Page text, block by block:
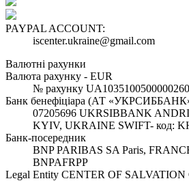
PAYPAL ACCOUNT:
iscenter.ukraine@gmail.com
Валютні рахунки
Валюта рахунку - EUR
№ рахунку
Банк бенефіціара (АТ
07205696 UKRSIBBANK
KYIV, UKRAINE SWIFT- код:
Банк-посередник
BNP PARIBAS SA Paris,
BNPAFRPP
Legal Entity CENTER OF SALVATION